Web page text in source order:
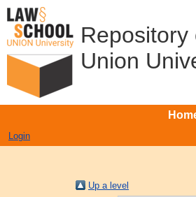
Repository
Union
Login
Up a level